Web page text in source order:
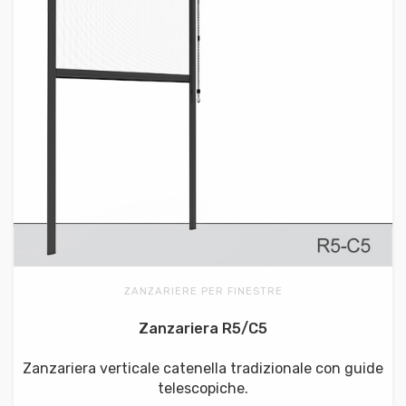
ZANZARIERE PER FINESTRE
Zanzariera R5/C5
Zanzariera verticale catenella tradizionale con guide
telescopiche.